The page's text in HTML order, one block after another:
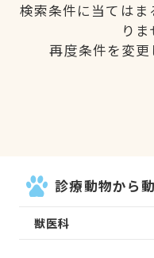
検索条件に当ては
りま
再度条件を変更
診療動物から
獣医科